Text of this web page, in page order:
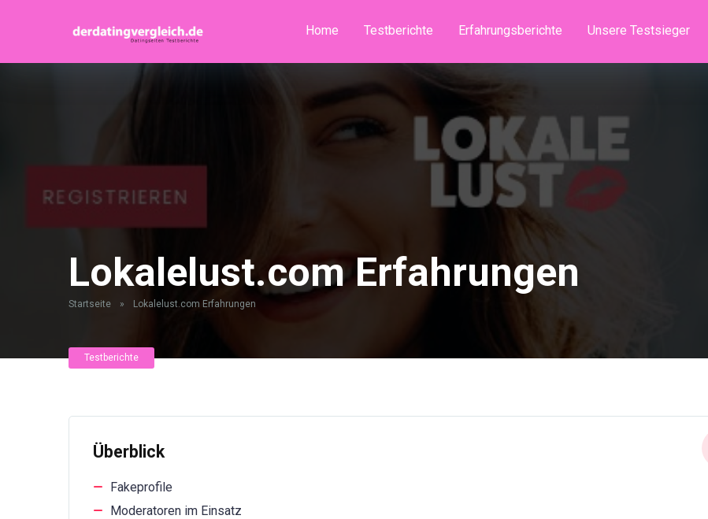
Home Testberichte Erfahrungsberichte Unsere Testsieger
Lokalelust.com Erfahrungen
Startseite » Lokalelust.com Erfahrungen
Testberichte
Überblick
Fakeprofile
Moderatoren im Einsatz